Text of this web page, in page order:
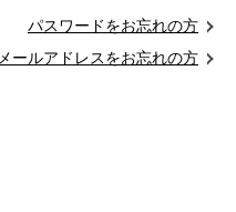
パスワードをお忘れの方
メールアドレスをお忘れの方